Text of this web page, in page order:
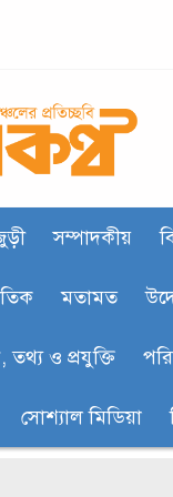
সম্পাদকীয়
মতামত
তথ‍্য ও প্রযুক্তি
সোশ্যাল মিডিয়া